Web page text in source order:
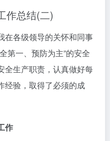
总结(二)
在各级领导的关怀和同事
第一、预防为主”的安全
全生产职责，认真做好每
经验，取得了必须的成
作